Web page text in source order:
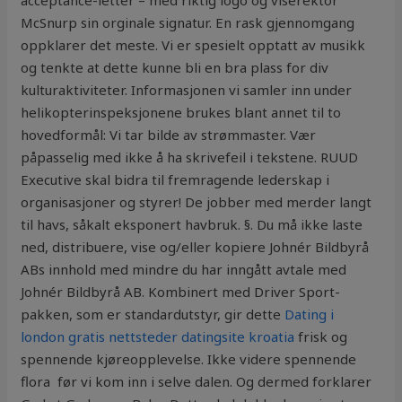
McSnurp sin orginale signatur. En rask gjennomgang
oppklarer det meste. Vi er spesielt opptatt av musikk
og tenkte at dette kunne bli en bra plass for div
kulturaktiviteter. Informasjonen vi samler inn under
helikopterinspeksjonene brukes blant annet til to
hovedformål: Vi tar bilde av strømmaster. Vær
påpasselig med ikke å ha skrivefeil i tekstene. RUUD
Executive skal bidra til fremragende lederskap i
organisasjoner og styrer! De jobber med merder langt
til havs, såkalt eksponert havbruk. §. Du må ikke laste
ned, distribuere, vise og/eller kopiere Johnér Bildbyrå
ABs innhold med mindre du har inngått avtale med
Johnér Bildbyrå AB. Kombinert med Driver Sport-
pakken, som er standardutstyr, gir dette Dating i
london gratis nettsteder datingsite kroatia frisk og
spennende kjøreopplevelse. Ikke videre spennende
flora  før vi kom inn i selve dalen. Og dermed forklarer